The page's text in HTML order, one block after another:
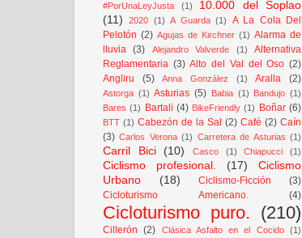
#PorUnaLeyJusta (1)
10.000 del Soplao
(11)
2020 (1) A Guarda (1)
A La Cola Del
Pelotón (2) Agujas de Kirchner (1) Alarma de
lluvia
(3) Alejandro Valverde (1)
Alternativa
Reglamentaria (3) Alto del Val del Oso (2)
Angliru
(5) Anna González (1) Aralla (2)
Astorga (1) Asturias (5) Babia (1) Bandujo (1)
Bares (1) Bartali (4) BikeFriendly (1) Boñar (6)
BTT (1) Cabezón de la Sal (2) Café (2) Caín
(3) Carlos Verona (1) Carretera de Asturias (1)
Carril Bici (10) Casco (1) Chiapucci (1)
Ciclismo profesional. (17)
Ciclismo
Urbano
(18) Ciclismo-Ficción
(3)
Cicloturismo Americano.
(4)
Cicloturismo puro. (210)
Cillerón (2) Clásica Asfalto en el Cocido (1)